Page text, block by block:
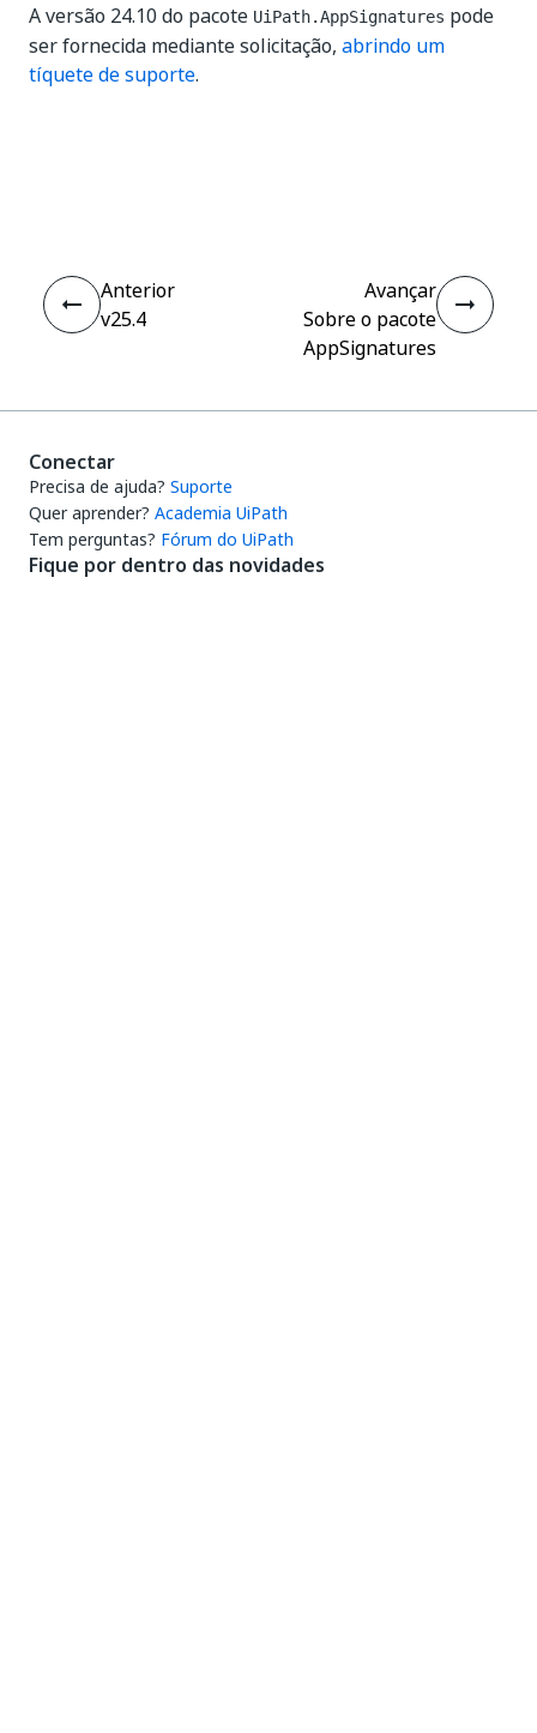
A versão 24.10 do pacote UiPath.AppSignatures pode
ser fornecida mediante solicitação, abrindo um
tíquete de suporte.
Anterior
v25.4
Avançar
Sobre o pacote
AppSignatures
Conectar
Precisa de ajuda? Suporte
Quer aprender? Academia UiPath
Tem perguntas? Fórum do UiPath
Fique por dentro das novidades